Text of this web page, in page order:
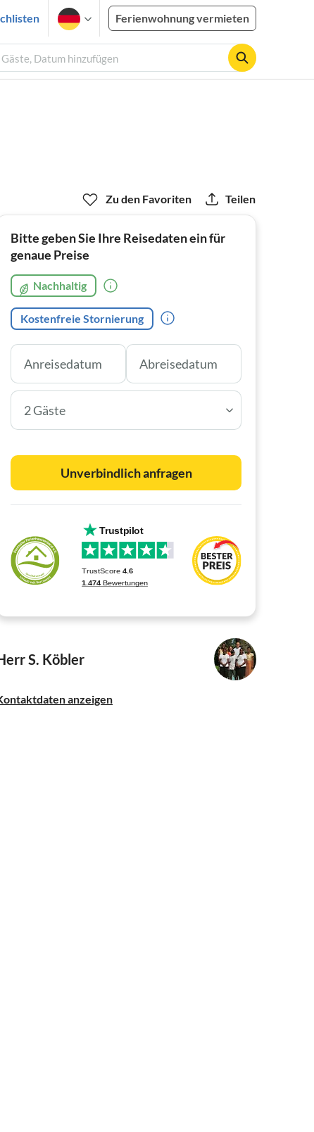
Ferienwohnung vermieten
Datum hinzufügen
Zu den Favoriten Teilen
Bitte geben Sie Ihre Reisedaten ein für
genaue Preise
Nachhaltig
Kostenfreie Stornierung
2 Gäste
Unverbindlich anfragen
S. Köbler
anzeigen